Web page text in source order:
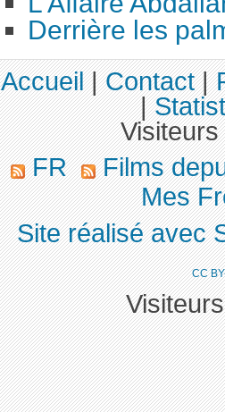
Derrière les
Accueil|Contact|
|
FR
Films
Mes
Site réalisé avec
CC